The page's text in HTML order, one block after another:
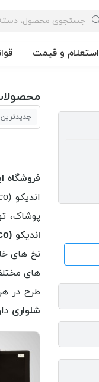
استعلام و قیمت
فروشگاه
اندیکو (n.d.co) برای مصرف
پوشاک،
اندیکو (n.d.co)
نخ های
های
طرح در
شلواری